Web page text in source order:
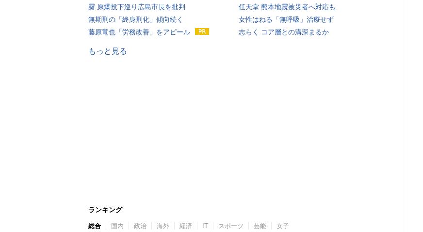
露 原爆投下巡り広島市長を批判
無期刑の「終身刑化」傾向続く
藤原竜也「労務改善」をアピール
任天堂 熊本地震被災者へ対応も
女性はねる「無呼吸」治療せず
志らく コア層との溝深まるか
もっと見る
ランキング
総合 国内 政治 海外 経済 IT スポーツ 芸能 女子